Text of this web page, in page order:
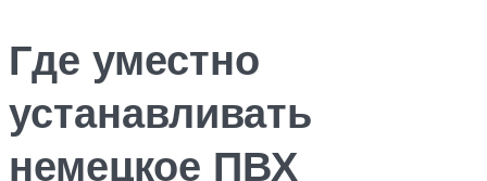
Где уместно
устанавливать
немецкое ПВХ